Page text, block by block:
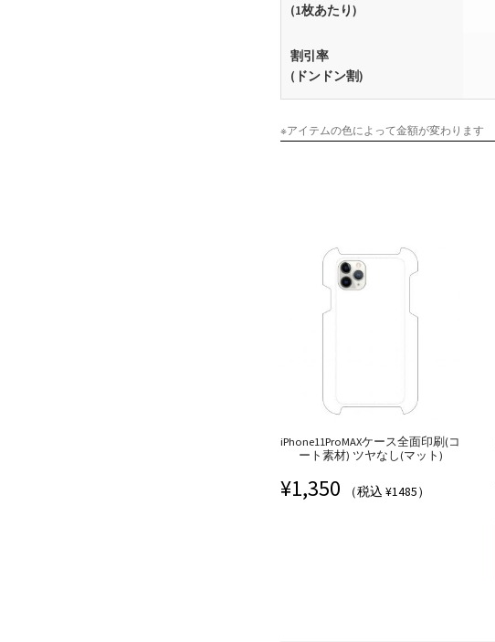
(1枚あたり)
割引率
(ドンドン割)
※アイテムの色によって金額が変わります
iPhone11ProMAXケース全面印刷(コ
ート素材) ツヤなし(マット)
¥1,350 （税込 ¥1485）